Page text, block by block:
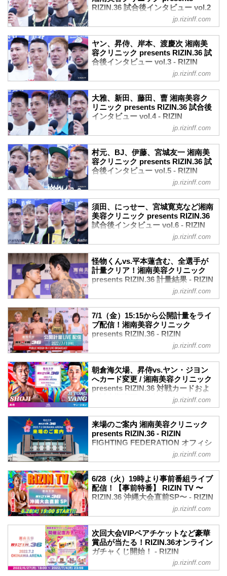
の出場選手たちの試合後インタビューを
平本蓮「初めて勝ったらインタビューを
平本蓮 試合後インタビュー / 湘南美容ク
リニック presents RIZIN.36
youtu.be
ーー試合後の率直な感想をお聞かせいた
だけますか？
平本 デビュー戦でインタビューをバック
れたんで、初めて勝ったらインタビュ
ー、バックれようと思っていたら控室の
前に柏木さん立ってて帰れなく...
RIZIN.36 試合後インタビュー vol.2
- RIZIN FIGHTING FEDERATION
オフィシャルサイト
7月2日（土）沖縄アリーナにて開催され
た湘南美容クリニック presents RIZIN.36
の出場選手たちの試合後インタビューを
中務修良「作戦ががっちりハマった勝ち
中務修良 試合後インタビュー / 湘南美容
クリニック presents RIZIN.36
youtu.be
ーー試合後の率直な感想をお聞かせいた
だけますか？
中務 めちゃくちゃ嬉しいです。めちゃく
ちゃ嬉しいですね。
ーースタンドパンチのKOとなりました
が、その瞬間はどのような気持ちでした
jp.rizinff.com
ヤン、昇侍、岸本、渡慶次 湘南美
容クリニック presents RIZIN.36 試
合後インタビュー vol.3 - RIZIN
FIGHTING FEDERATION オフィシ
ャルサイト
7月2日（土）沖縄アリーナにて開催され
た湘南美容クリニック presents RIZIN.36
の出場選手たちの試合後インタビューを
公開！
ヤン・ジヨン「準備した通りフィニッシ
ヤン・ジヨン 試合後インタビュー / 湘南
美容クリニック presents RIZIN.36
youtu.be
ーー試合後の率直な感想をお聞かせいた
だけますか？
ジヨン 準備した通りフィニッシュできて
嬉しいです。
ーー計量の時や試合の始まる前に深々と
お辞儀をしていたのが印象的でした。ど
jp.rizinff.com
大雅、新田、藤田、曹 湘南美容ク
リニック presents RIZIN.36 試合後
インタビュー vol.4 - RIZIN
FIGHTING FEDERATION オフィシ
ャルサイト
7月2日（土）沖縄アリーナにて開催され
た湘南美容クリニック presents RIZIN.36
の出場選手たちの試合後インタビューを
公開！
大雅「すごく調子良かったが、これから
大雅 試合後インタビュー / 湘南美容クリ
ニック presents RIZIN.36
youtu.be
ーー試合後の率直な感想をお聞かせいた
だけますか？
大雅 率直な感想……、倒せなくて悔しか
ったですね。
ーー試合前インタビューではすごく調子
が良いと仰っていましたし、パンチがか
jp.rizinff.com
村元、BJ、伊藤、宮城友一 湘南美
容クリニック presents RIZIN.36 試
合後インタビュー vol.5 - RIZIN
FIGHTING FEDERATION オフィシ
ャルサイト
7月2日（土）沖縄アリーナにて開催され
た湘南美容クリニック presents RIZIN.36
の出場選手たちの試合後インタビューを
公開！
村元友太郎「会場も盛り上がって、いい
村元友太郎 試合後インタビュー / 湘南美
容クリニック presents RIZIN.36
youtu.be
ーー試合後の率直な感想をお聞かせいた
だけますか？
村元 盛り上がる試合をしましたね。山場
もしっかり作って、お互いのいいところ
を出して最後に仕留めるっていう。まあ
会場も盛り上がって、いい仕事した...
jp.rizinff.com
須田、にっせー、宮城寛克など湘南
美容クリニック presents RIZIN.36
試合後インタビュー vol.6 - RIZIN
FIGHTING FEDERATION オフィシ
ャルサイト
7月2日（土）沖縄アリーナにて開催され
た湘南美容クリニック presents RIZIN.36
の出場選手たちの試合後インタビューを
公開！
須田萌里「自分の好きな十字で極めきる
須田萌里 試合後インタビュー / 湘南美容
クリニック presents RIZIN.36
youtu.be
ーー試合後の率直な感想をお聞かせいた
だけますか？
須田 前回一本で負けてしまって。で、す
ごい悔しかったのでいっぱい練習して。
で、自分の好きな十字で極めきることが
できたのですごい嬉...
jp.rizinff.com
怪物くんvs.平本蓮含む、全選手が
計量クリア！湘南美容クリニック
presents RIZIN.36 計量結果 - RIZIN
FIGHTING FEDERATION オフィシ
ャルサイト
明日、7月2日（土）沖縄アリーナにて開
催される湘南美容クリニック presents
RIZIN.36の公開計量が那覇市内で行われ
た。
公開計量では、緊急参戦することとなっ
ア！新型コロナウイルス感染症予防を行
った上で、フェイスオフが行われた。
緊張感に満ちた公開計量の様子はRIZIN
FF公式Youtubeチャンネルで公開中！
湘南美容クリニック presents RIZIN.36
公開計量（YouTube）
【公開計量】湘南美容クリニック
presen...
jp.rizinff.com
7/1（金）15:15から公開計量をライ
ブ配信！湘南美容クリニック
presents RIZIN.36 - RIZIN
FIGHTING FEDERATION オフィシ
ャルサイト
7月2日（土）に開催される湘南美容クリ
ニック presents RIZIN.36の公開計量が行
われるぞ！公開計量の様子はYouTubeで
ライブ配信される予定だ！
戦いを翌日に控えたファイター達の鍛え
の中で行われるフェイスオフを、是非
YouTubeライブでチェックしよう！
湘南美容クリニック presents RIZIN.36
配信日時
2022年7月1日（金）15:15〜
配信
Youtubeチャンネルでは、記者会見の
LIVE配信や試合動画、選...
jp.rizinff.com
朝倉海欠場、昇侍vs.ヤン・ジヨン
へカード変更 / 湘南美容クリニック
presents RIZIN.36 対戦カードおよ
び試合順変更のお知らせ - RIZIN
FIGHTING FEDERATION オフィシ
ャルサイト
7月2日（土）に開催される湘南美容クリ
ニック presents RIZIN.36のメインイベン
トでヤン・ジヨンと対戦を予定しており
ました朝倉海がドクターストップによる
す。
朝倉海がドクターストップにより欠場が
決定
朝倉は右第2中手骨骨折後変形治癒偽関節
による激痛があり、競技が不可能な状態
で緊急手術が必要との診断を受けまし
た。直前まであらゆる治療を受け、試合
出場に向け調整をしておりましたが、ド
クターストップによる欠場となります。
この試合をご期待いただいたフ...
jp.rizinff.com
来場のご案内 湘南美容クリニック
presents RIZIN.36 - RIZIN
FIGHTING FEDERATION オフィシ
ニック presents RIZIN.36の大会当日の会
場について、現時点で決定している内容
についてご案内いたします。
7月2日（土）に開催される湘南美容クリ
ニック presents RIZIN.36では、日本スポ
ーツ協会が作成した「スポーツイベント
の再開に向けた感染拡大予防ガイドライ
ン」に基づき、ご来場者が万が一新型コ
ロナウイルスに感染した場合に備え、ご
来場の皆さま全員の来場者情報のご登録
jp.rizinff.com
6/28（火）19時より事前番組ライブ
配信！【事前特番】 RIZIN TV 〜
RIZIN.36 沖縄大会直前SP〜 - RIZIN
FIGHTING FEDERATION オフィシ
ャルサイト
いよいよ開催が来週に迫った湘南美容ク
リニック presents RIZIN.36の事前番組、
「【事前特番】 RIZIN TV 〜RIZIN.36 沖
縄大会直前SP〜」が、明日6月28日
（水）19時よりライブ配信することが決
jp.rizinff.com
次回大会VIPペアチケットなど豪華
賞品が当たる！RIZIN.36オンライン
ガチャくじ開始！ - RIZIN
FIGHTING FEDERATION オフィシ
ャルサイト
jp.rizinff.com